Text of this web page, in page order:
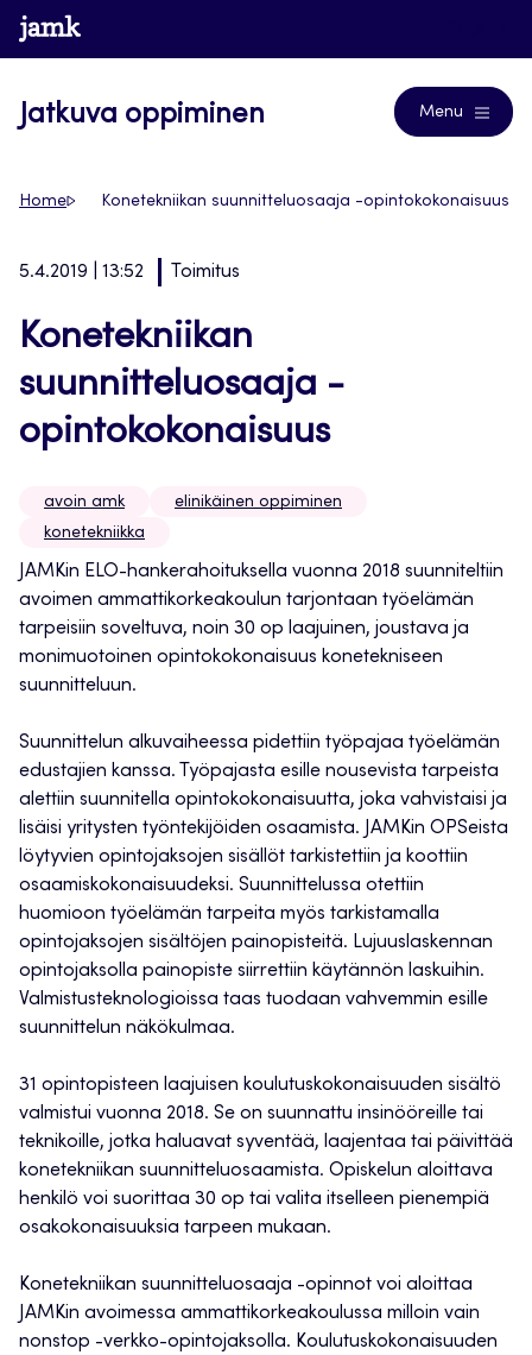
Siirry
suoraan
www.jamk.fi
Jatkuva oppiminen Menu
Home Konetekniikan suunnitteluosaaja -opintokokonaisuus
5.4.2019 | 13:52 Toimitus
Konetekniikan
suunnitteluosaaja -
opintokokonaisuus
avoin amk
elinikäinen oppiminen
konetekniikka
JAMKin ELO-hankerahoituksella vuonna 2018 suunniteltiin
avoimen ammattikorkeakoulun tarjontaan työelämän
tarpeisiin soveltuva, noin 30 op laajuinen, joustava ja
monimuotoinen opintokokonaisuus konetekniseen
suunnitteluun.
Suunnittelun alkuvaiheessa pidettiin työpajaa työelämän
edustajien kanssa. Työpajasta esille nousevista tarpeista
alettiin suunnitella opintokokonaisuutta, joka vahvistaisi ja
lisäisi yritysten työntekijöiden osaamista. JAMKin OPSeista
löytyvien opintojaksojen sisällöt tarkistettiin ja koottiin
osaamiskokonaisuudeksi. Suunnittelussa otettiin
huomioon työelämän tarpeita myös tarkistamalla
opintojaksojen sisältöjen painopisteitä. Lujuuslaskennan
opintojaksolla painopiste siirrettiin käytännön laskuihin.
Valmistusteknologioissa taas tuodaan vahvemmin esille
suunnittelun näkökulmaa.
31 opintopisteen laajuisen koulutuskokonaisuuden sisältö
valmistui vuonna 2018. Se on suunnattu insinööreille tai
teknikoille, jotka haluavat syventää, laajentaa tai päivittää
konetekniikan suunnitteluosaamista. Opiskelun aloittava
henkilö voi suorittaa 30 op tai valita itselleen pienempiä
osakokonaisuuksia tarpeen mukaan.
Konetekniikan suunnitteluosaaja -opinnot voi aloittaa
JAMKin avoimessa ammattikorkeakoulussa milloin vain
nonstop -verkko-opintojaksolla. Koulutuskokonaisuuden